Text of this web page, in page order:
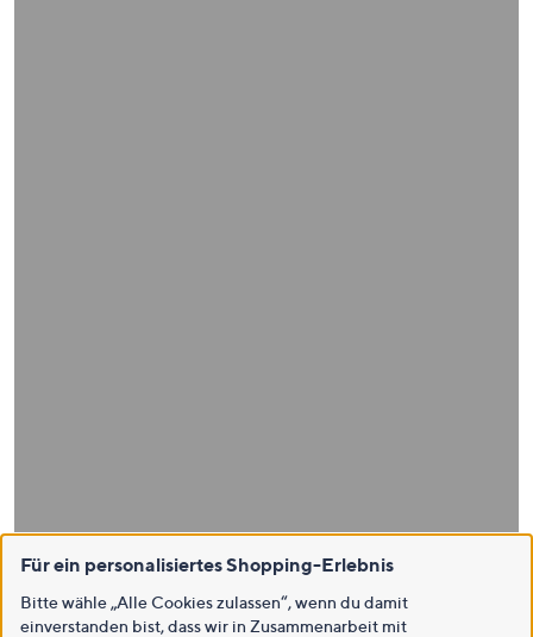
Für ein personalisiertes Shopping-Erlebnis
Bitte wähle „Alle Cookies zulassen“, wenn du damit
einverstanden bist, dass wir in Zusammenarbeit mit